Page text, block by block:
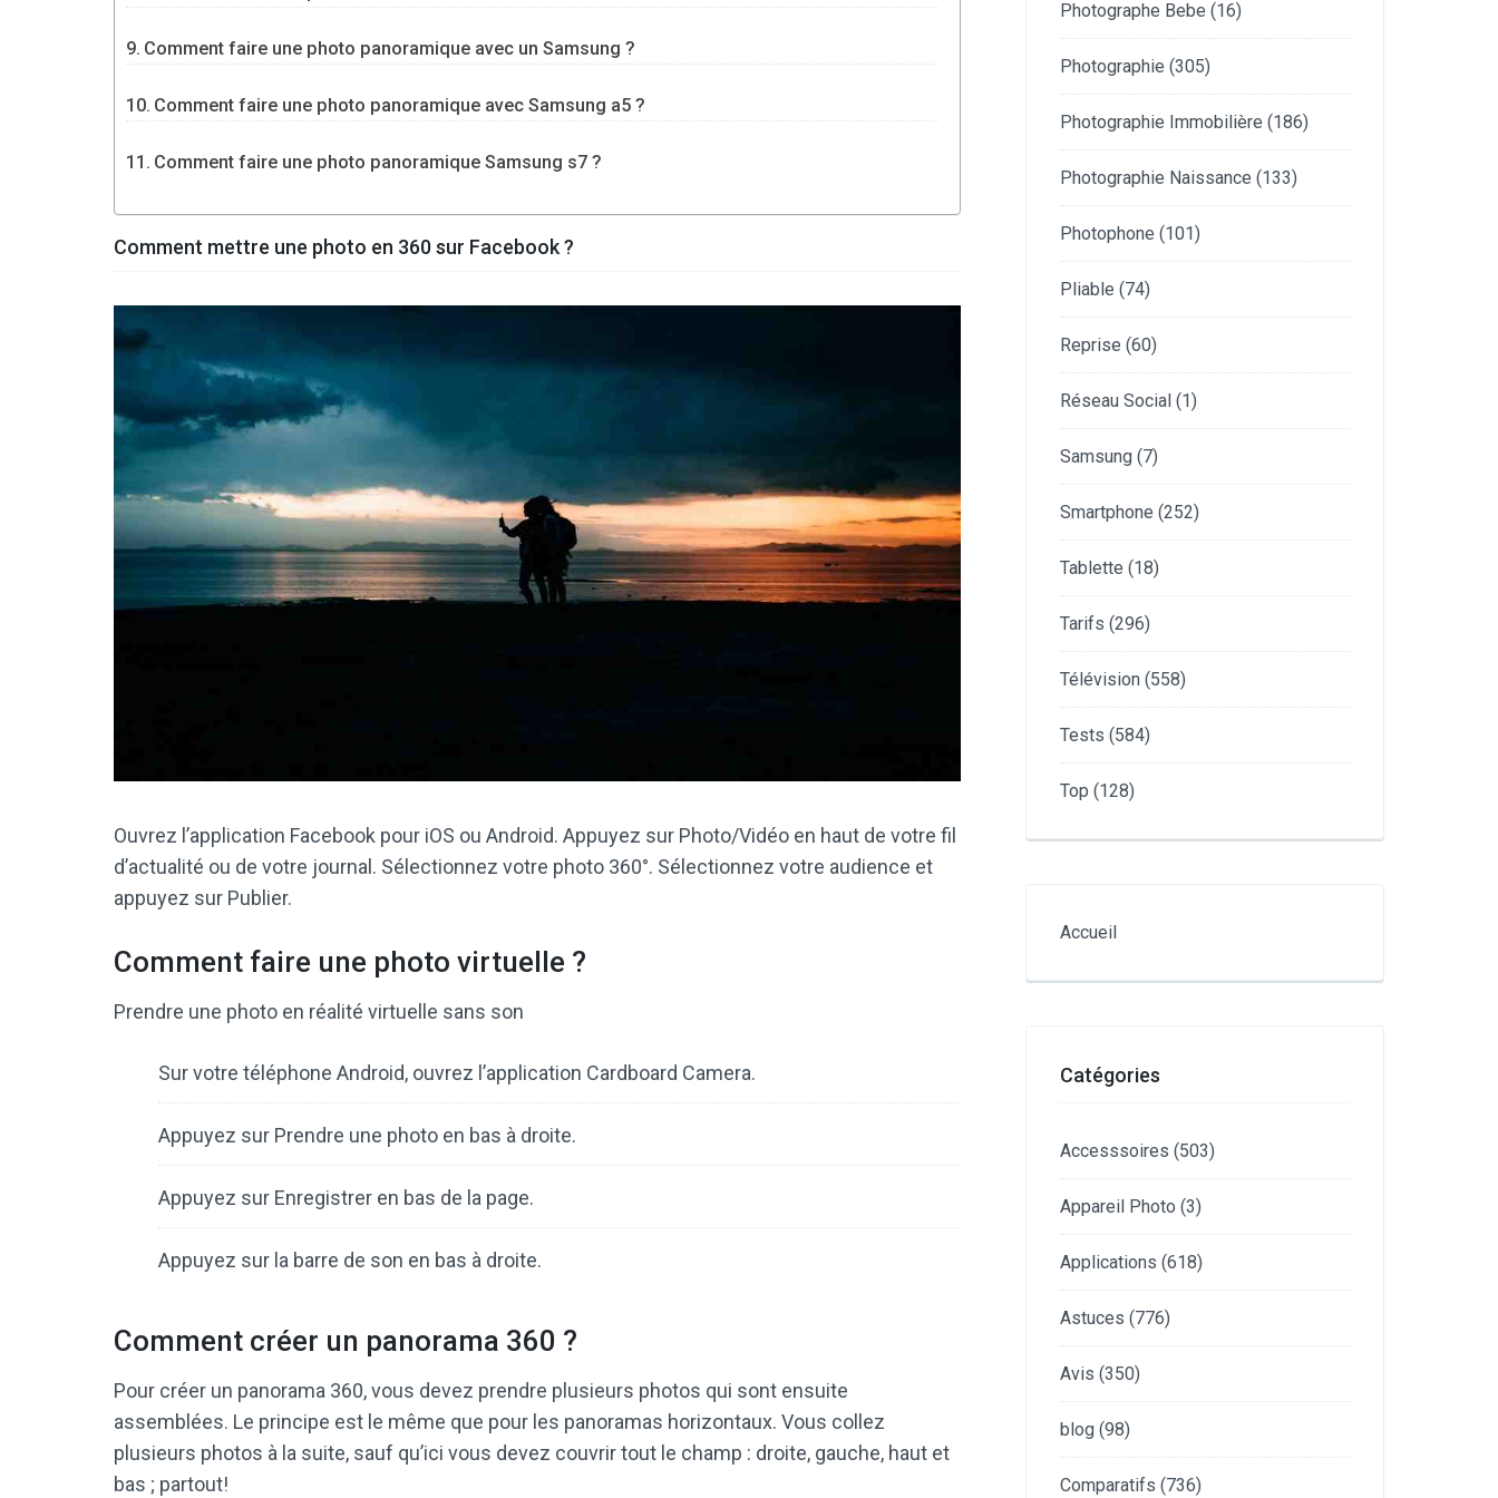
Comment faire une photo panoramique avec un Samsung ?
Comment faire une photo panoramique avec Samsung a5 ?
Comment faire une photo panoramique Samsung s7 ?
Comment mettre une photo en 360 sur Facebook ?
Ouvrez l’application Facebook pour iOS ou Android. Appuyez sur Photo/Vidéo en haut de votre fil
d’actualité ou de votre journal. Sélectionnez votre photo 360°. Sélectionnez votre audience et
appuyez sur Publier.
Comment faire une photo virtuelle ?
Prendre une photo en réalité virtuelle sans son
Sur votre téléphone Android, ouvrez l’application Cardboard Camera.
Appuyez sur Prendre une photo en bas à droite.
Appuyez sur Enregistrer en bas de la page.
Appuyez sur la barre de son en bas à droite.
Comment créer un panorama 360 ?
Pour créer un panorama 360, vous devez prendre plusieurs photos qui sont ensuite
assemblées. Le principe est le même que pour les panoramas horizontaux. Vous collez
plusieurs photos à la suite, sauf qu’ici vous devez couvrir tout le champ : droite, gauche, haut et
bas ; partout!
Photographe Bebe (16)
Photographie (305)
Photographie Immobilière (186)
Photographie Naissance (133)
Photophone (101)
Pliable (74)
Reprise (60)
Réseau Social (1)
Samsung (7)
Smartphone (252)
Tablette (18)
Tarifs (296)
Télévision (558)
Tests (584)
Top (128)
Accueil
Catégories
Accesssoires (503)
Appareil Photo (3)
Applications (618)
Astuces (776)
Avis (350)
blog (98)
Comparatifs (736)